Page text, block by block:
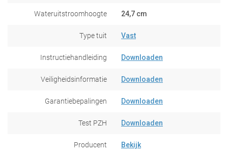
Wateruitstroomhoogte 24,7 cm
Type tuit Vast
Instructiehandleiding Downloaden
Veiligheidsinformatie Downloaden
Garantiebepalingen Downloaden
Test PZH Downloaden
Producent Bekijk